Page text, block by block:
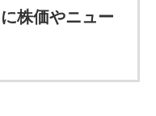
株価やニュー